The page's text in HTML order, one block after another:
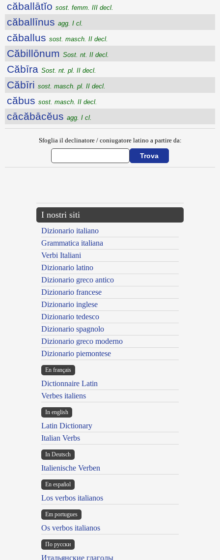
căballātĭo sost. femm. III decl.
căballīnus agg. I cl.
căballus sost. masch. II decl.
Căbillōnum Sost. nt. II decl.
Căbīra Sost. nt. pl. II decl.
Căbīri sost. masch. pl. II decl.
căbus sost. masch. II decl.
cācăbācĕus agg. I cl.
Sfoglia il declinatore / coniugatore latino a partire da:
I nostri siti
Dizionario italiano
Grammatica italiana
Verbi Italiani
Dizionario latino
Dizionario greco antico
Dizionario francese
Dizionario inglese
Dizionario tedesco
Dizionario spagnolo
Dizionario greco moderno
Dizionario piemontese
En français
Dictionnaire Latin
Verbes italiens
In english
Latin Dictionary
Italian Verbs
In Deutsch
Italienische Verben
En español
Los verbos italianos
Em portugues
Os verbos italianos
По русски
Итальянские глаголы